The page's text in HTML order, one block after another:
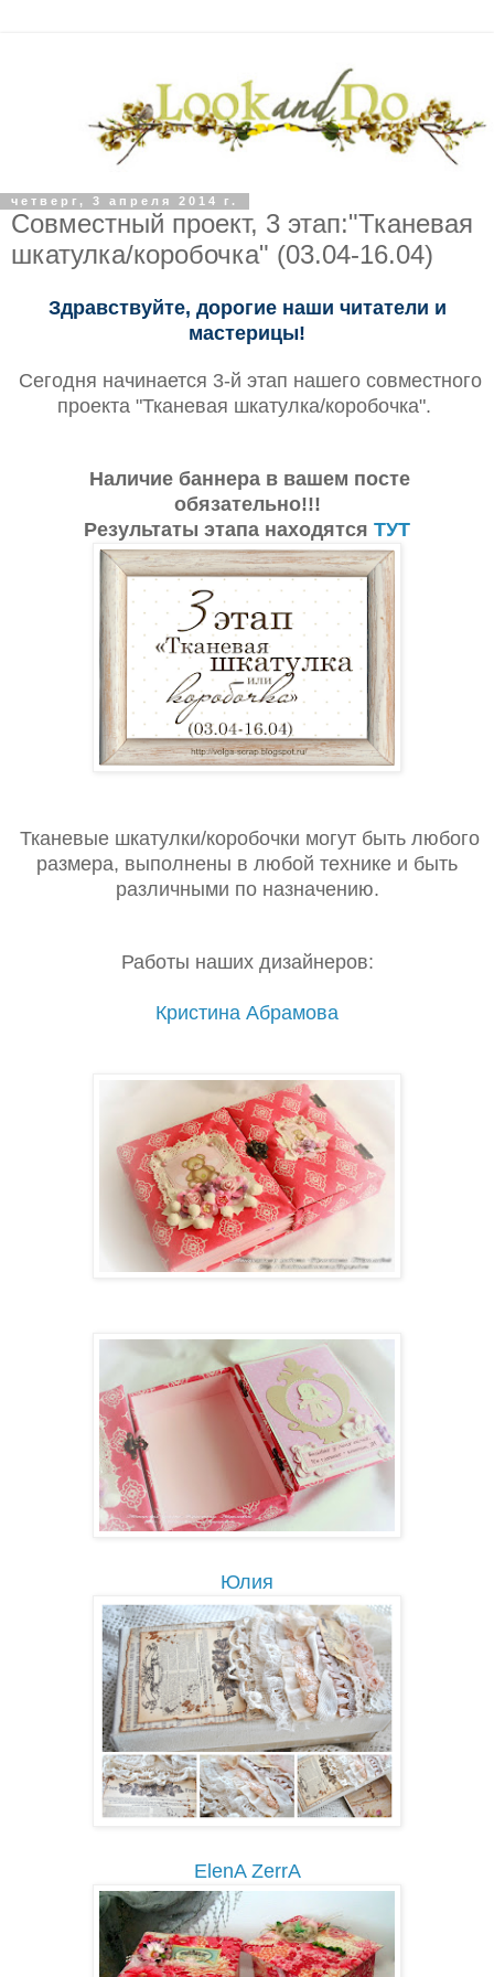
четверг, 3 апреля 2014 г.
Совместный проект, 3 этап:"Тканевая
шкатулка/коробочка" (03.04-16.04)
Здравствуйте, дорогие наши читатели и
мастерицы!
Сегодня начинается 3-й этап нашего совместного
проекта "Тканевая шкатулка/коробочка".
Наличие баннера в вашем посте
обязательно!!!
Результаты этапа находятся ТУТ
Тканевые шкатулки/коробочки могут быть любого
размера, выполнены в любой технике и быть
различными по назначению.
Работы наших дизайнеров:
Кристина Абрамова
Юлия
ElenA ZerrA